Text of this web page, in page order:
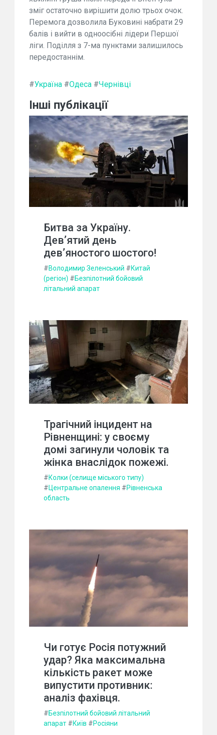
зміг остаточно вирішити долю трьох очок.
Перемога дозволила Буковині набрати 29
балів і вийти в одноосібні лідери Першої
ліги. Поділля з 7-ма пунктами залишилось
передостаннім.
#Україна #Одеса #Чернівці
Інші публікації
Битва за Україну.
Дев’ятий день
дев’яностого шостого!
#Володимир Зеленський #Китай
(регіон) #Безпілотний бойовий
літальний апарат
Трагічний інцидент на
Рівненщині: у своєму
домі загинули чоловік та
жінка внаслідок пожежі.
#Колки (селище міського типу)
#Центральне опалення #Рівненська
область
Чи готує Росія потужний
удар? Яка максимальна
кількість ракет може
випустити противник:
аналіз фахівця.
#Безпілотний бойовий літальний
апарат #Київ #Росіяни